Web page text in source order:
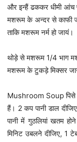
और इन्हैं ढककर धीमी आंच
मशरूम के अन्दर से काफी
ताकि मशरूम नर्म हो जायं।
थोड़े से मशरूम 1/4 भाग
मशरूम के टुकड़े मिक्सर
Mushroom Soup पिसे
हैं। 2 कप पानी डाल
पानी में गुठलियां खतम
मिनिट उबलने दीजिए, 1